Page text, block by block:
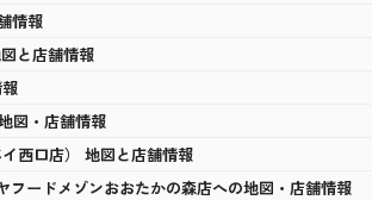
情報
と店舗情報
図・店舗情報
西口店） 地図と店舗情報
フードメゾンおおたかの森店への地図・店舗情報